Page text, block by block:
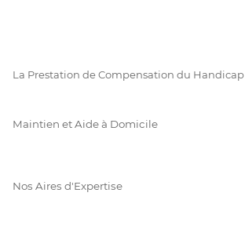
La Prestation de Compensation du Handicap
Maintien et Aide à Domicile
Nos Aires d'Expertise